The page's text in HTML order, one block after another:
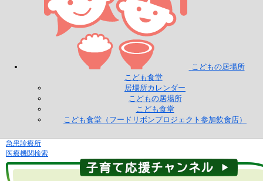
こどもの居場所
こども食堂
居場所カレンダー
こどもの居場所
こども食堂
こども食堂（フードリボンプロジェクト参加飲食店）
急患診療所
医療機関検索